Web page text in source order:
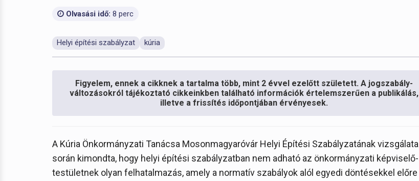
Olvasási idő: 8 perc
Helyi építési szabályzat kúria
Figyelem, ennek a cikknek a tartalma több, mint 2 évvel ezelőtt született. A jogszabály-
változásokról tájékoztató cikkeinkben található információk értelemszerűen a publikálás,
illetve a frissítés időpontjában érvényesek.
A Kúria Önkormányzati Tanácsa Mosonmagyaróvár Helyi Építési Szabályzatának vizsgálata
során kimondta, hogy helyi építési szabályzatban nem adható az önkormányzati képviselő-
testületnek olyan felhatalmazás, amely a normatív szabályok alól egyedi döntésekkel előre